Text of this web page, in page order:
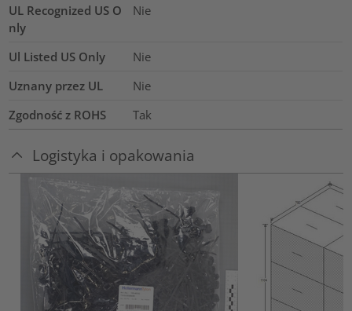
UL Recognized US O
nly
Nie
Ul Listed US Only
Nie
Uznany przez UL
Nie
Zgodność z ROHS
Tak
Logistyka i opakowania